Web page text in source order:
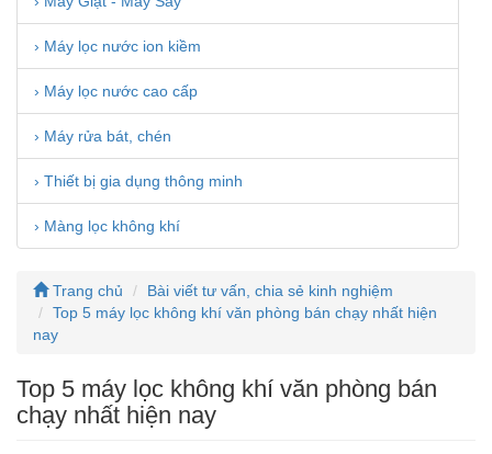
› Máy lọc nước ion kiềm
› Máy lọc nước cao cấp
› Máy rửa bát, chén
› Thiết bị gia dụng thông minh
› Màng lọc không khí
Trang chủ
Bài viết tư vấn, chia sẻ kinh nghiệm
Top 5 máy lọc không khí văn phòng bán chạy nhất hiện
nay
Top 5 máy lọc không khí văn phòng bán
chạy nhất hiện nay